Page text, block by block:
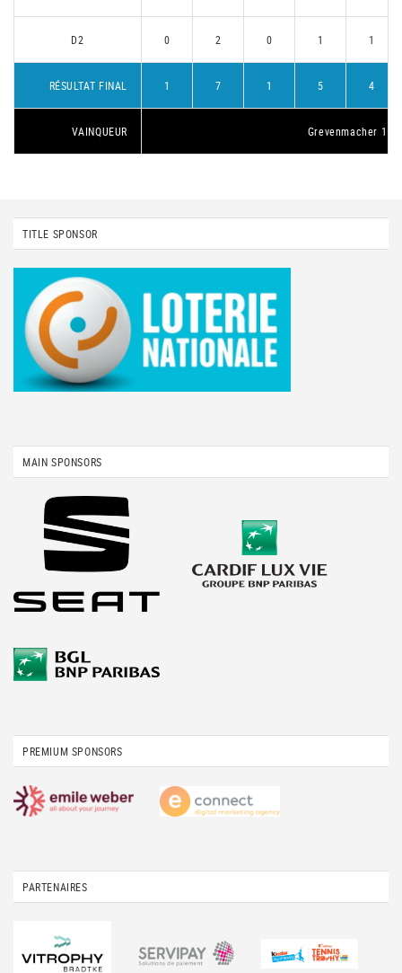
D2 0 2 0 1 1
RÉSULTAT FINAL 1 7 1 5 4
VAINQUEUR Grevenmacher 1
TITLE SPONSOR
MAIN SPONSORS
PREMIUM SPONSORS
PARTENAIRES